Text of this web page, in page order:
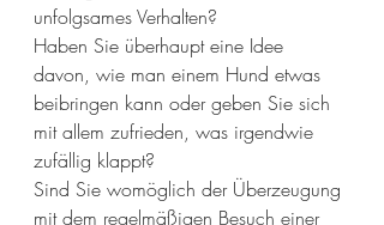
unfolgsames Verhalten?
Haben Sie überhaupt eine Idee
davon, wie man einem Hund etwas
beibringen kann oder geben Sie sich
mit allem zufrieden, was irgendwie
zufällig klappt?
Sind Sie womöglich der Überzeugung
mit dem regelmäßigen Besuch einer